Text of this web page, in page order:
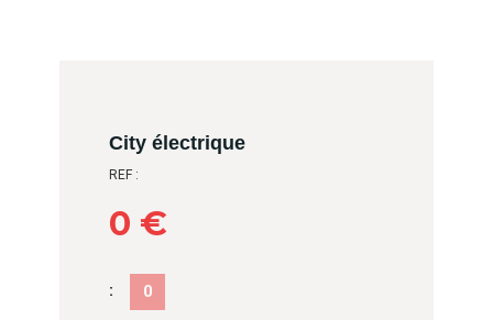
City électrique
REF :
0 €
: 0